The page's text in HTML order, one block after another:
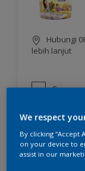
Hubungi
lebih lanjut
We respect
By clicking “Accept
on your device to
assist in our